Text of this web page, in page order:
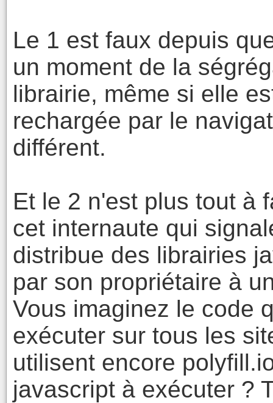
Le 1 est faux depuis
un moment de la
librairie, même si elle
rechargée par le
différent.
Et le 2 n'est plus tout à
cet internaute qui
distribue des librairies
par son propriétaire à
Vous imaginez le code
exécuter sur tous les
utilisent encore
javascript à exécuter ?